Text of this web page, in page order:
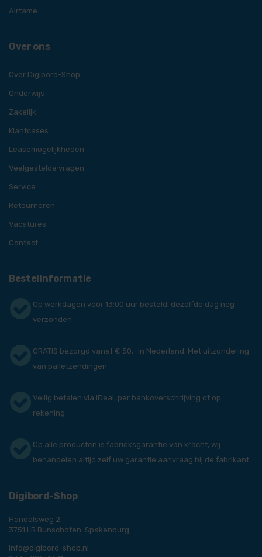
Airtame
Over ons
Over Digibord-Shop
Onderwijs
Zakelijk
Klantcases
Leasemogelijkheden
Veelgestelde vragen
Service
Retourneren
Vacatures
Contact
Bestelinformatie
Op werkdagen vóór 13:00 uur besteld, dezelfde dag nog
verzonden
GRATIS bezorgd vanaf € 50,- in Nederland. Met uitzondering
van palletzendingen
Veilig betalen via iDeal, per bankoverschrijving of op
rekening
Op alle producten is fabrieksgarantie van kracht, wij
behandelen altijd zelf uw garantie aanvraag bij de fabrikant
Digibord-Shop
Handelsweg 2
3751 LR Bunschoten-Spakenburg
info@digibord-shop.nl